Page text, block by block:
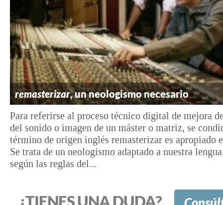
remasterizar, un neologismo necesario
Para referirse al proceso técnico digital de mejora
del sonido o imagen de un máster o matriz, se
término de origen inglés remasterizar es apropiado
Se trata de un neologismo adaptado a nuestra
según las reglas del...
¿TIENES UNA DUDA?